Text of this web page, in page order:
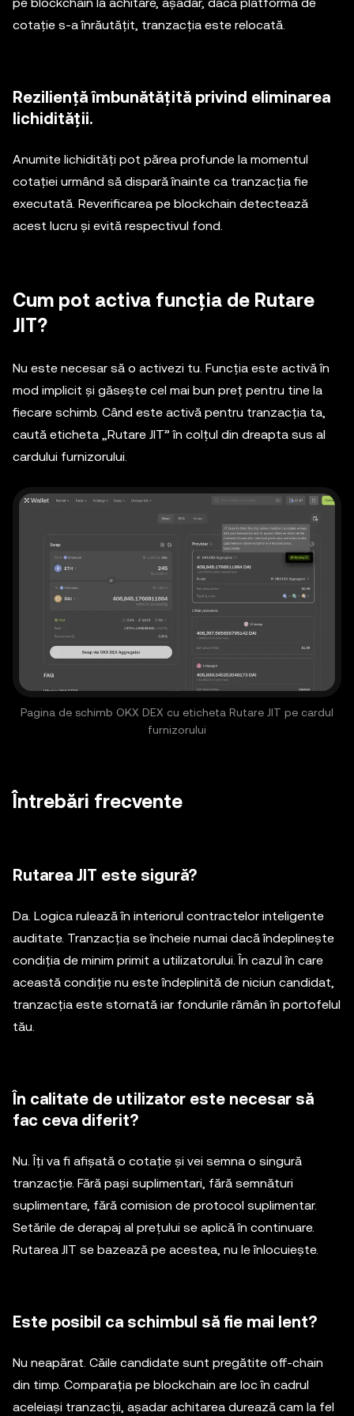
cotație s-a înrăutățit, tranzacția este relocată.
Reziliență îmbunătățită privind eliminarea
lichidității.
Anumite lichidități pot părea profunde la momentul
cotației urmând să dispară înainte ca tranzacția fie
executată. Reverificarea pe blockchain detectează
acest lucru și evită respectivul fond.
Cum pot activa funcția de Rutare
JIT?
Nu este necesar să o activezi tu. Funcția este activă în
mod implicit și găsește cel mai bun preț pentru tine la
fiecare schimb. Când este activă pentru tranzacția ta,
caută eticheta „Rutare JIT” în colțul din dreapta sus al
cardului furnizorului.
Pagina de schimb OKX DEX cu eticheta Rutare JIT pe cardul
furnizorului
Întrebări frecvente
Rutarea JIT este sigură?
Da. Logica rulează în interiorul contractelor inteligente
auditate. Tranzacția se încheie numai dacă îndeplinește
condiția de minim primit a utilizatorului. În cazul în care
această condiție nu este îndeplinită de niciun candidat,
tranzacția este stornată iar fondurile rămân în portofelul
tău.
În calitate de utilizator este necesar să
fac ceva diferit?
Nu. Îți va fi afișată o cotație și vei semna o singură
tranzacție. Fără pași suplimentari, fără semnături
suplimentare, fără comision de protocol suplimentar.
Setările de derapaj al prețului se aplică în continuare.
Rutarea JIT se bazează pe acestea, nu le înlocuiește.
Este posibil ca schimbul să fie mai lent?
Nu neapărat. Căile candidate sunt pregătite off-chain
din timp. Comparația pe blockchain are loc în cadrul
aceleiași tranzacții, așadar achitarea durează cam la fel